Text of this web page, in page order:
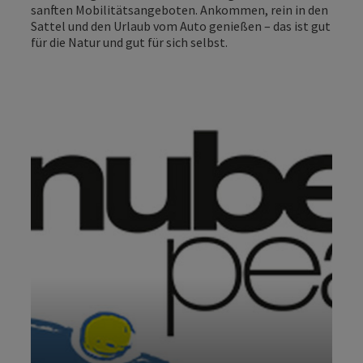
sanften Mobilitätsangeboten. Ankommen, rein in den
Sattel und den Urlaub vom Auto genießen – das ist gut
für die Natur und gut für sich selbst.